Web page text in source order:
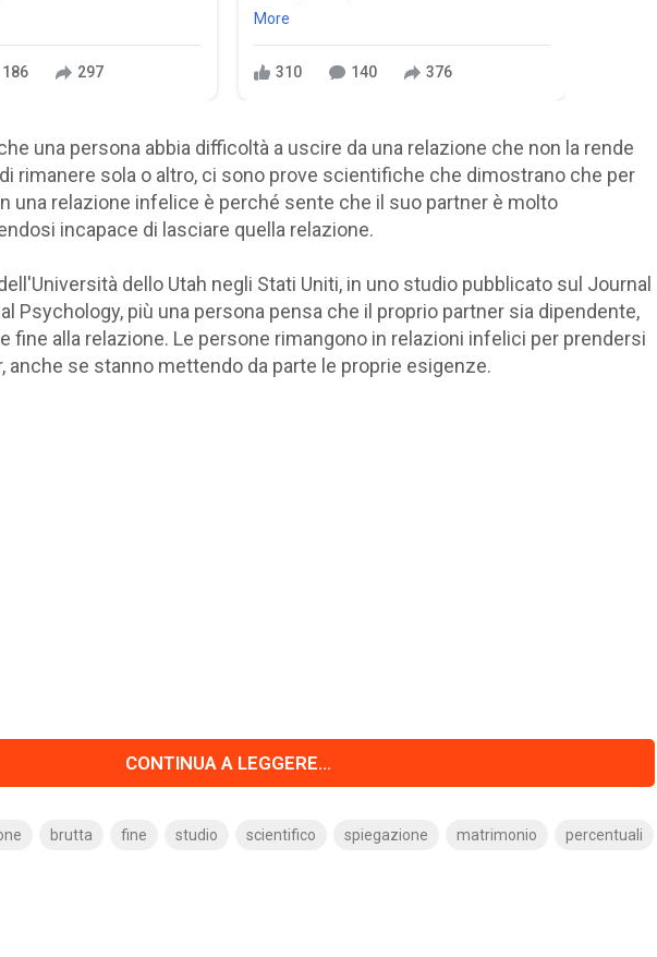
186 297
More
310 140 376
una persona abbia difficoltà a uscire da una relazione che non la rende
rimanere sola o altro, ci sono prove scientifiche che dimostrano che per
una relazione infelice è perché sente che il suo partner è molto
incapace di lasciare quella relazione.
dello Utah negli Stati Uniti, in uno studio pubblicato sul Journal
Psychology, più una persona pensa che il proprio partner sia dipendente,
fine alla relazione. Le persone rimangono in relazioni infelici per prendersi
anche se stanno mettendo da parte le proprie esigenze.
CONTINUA A LEGGERE...
brutta fine studio scientifico spiegazione matrimonio percentuali